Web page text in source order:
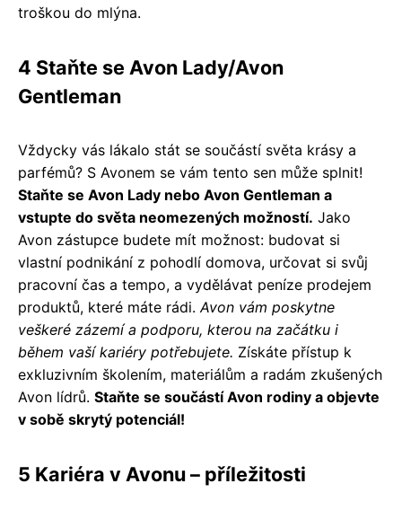
troškou do mlýna.
4 Staňte se Avon Lady/Avon
Gentleman
Vždycky vás lákalo stát se součástí světa krásy a
parfémů? S Avonem se vám tento sen může splnit!
Staňte se Avon Lady nebo Avon Gentleman a
vstupte do světa neomezených možností. Jako
Avon zástupce budete mít možnost: budovat si
vlastní podnikání z pohodlí domova, určovat si svůj
pracovní čas a tempo, a vydělávat peníze prodejem
produktů, které máte rádi.Avon vám poskytne
veškeré zázemí a podporu, kterou na začátku i
během vaší kariéry potřebujete. Získáte přístup k
exkluzivním školením, materiálům a radám zkušených
Avon lídrů. Staňte se součástí Avon rodiny a objevte
v sobě skrytý potenciál!
5 Kariéra v Avonu – příležitosti